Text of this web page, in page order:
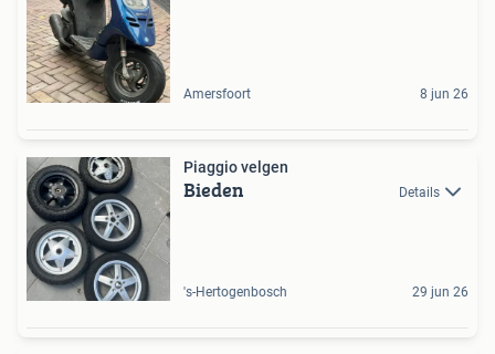
Amersfoort 8 jun 26
Piaggio velgen
Bieden Details
's-Hertogenbosch 29 jun 26